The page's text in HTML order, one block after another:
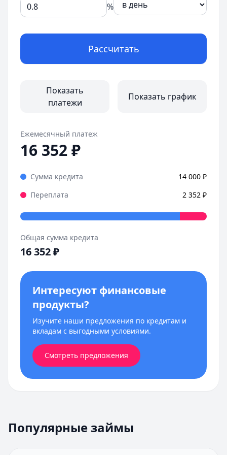
%
Рассчитать
Показать
платежи
Показать график
Ежемесячный платеж
16 352₽
Сумма кредита 14 000 ₽
Переплата
2 352 ₽
Общая сумма кредита
16 352₽
Интересуют финансовые
продукты?
Изучите наши предложения по кредитам и
вкладам с выгодными условиями.
Смотреть предложения
Популярные займы